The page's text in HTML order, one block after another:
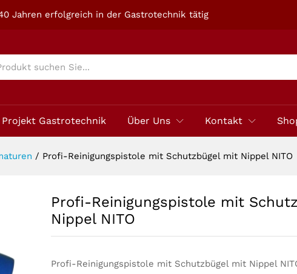
Jahren erfolgreich in der Gastrotechnik tätig
Projekt Gastrotechnik Über Uns Kontakt
/ Profi-Reinigungspistole mit Schutzbügel mit Nippel NITO
Profi-Reinigungspistole mit
Nippel NITO
Profi-Reinigungspistole mit Schutzbügel mit Nippel